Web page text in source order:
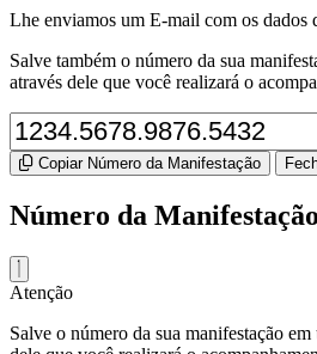
Lhe enviamos um E-mail com os dados
Salve também o número da sua
através dele que você realizará o
Copiar Número da Manifestação
Número da Manifestação
Atenção
Salve o número da sua manifestação